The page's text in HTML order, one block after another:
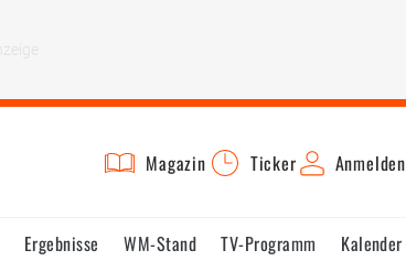
Magazin Ticker Anmelden
Ergebnisse WM-Stand TV-Programm
Kalender